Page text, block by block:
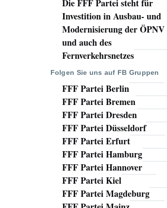
Die FFF Partei steht für
Investition in Ausbau- und
Modernisierung der ÖPNV
und auch des
Fernverkehrsnetzes
Folgen Sie uns auf FB Gruppen
FFF Partei Berlin
FFF Partei Bremen
FFF Partei Dresden
FFF Partei Düsseldorf
FFF Partei Erfurt
FFF Partei Hamburg
FFF Partei Hannover
FFF Partei Kiel
FFF Partei Magdeburg